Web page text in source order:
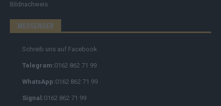
Bildnachweis
MESSENGER
Schreib uns auf Facebook
Telegram:0162 862 71 99
WhatsApp:0162 862 71 99
Signal:0162 862 71 99